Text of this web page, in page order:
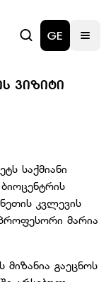
GE
ᲕᲘᲖᲘᲢᲘ
საქმიანი
კვლევის
მარია
გაეცნოს